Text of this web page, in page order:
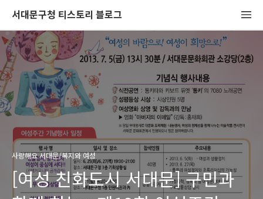
서대문구청 티스토리 블로그
사랑해요 서대문/복지와 여성
[여성 친화도시 서대문] 구민과